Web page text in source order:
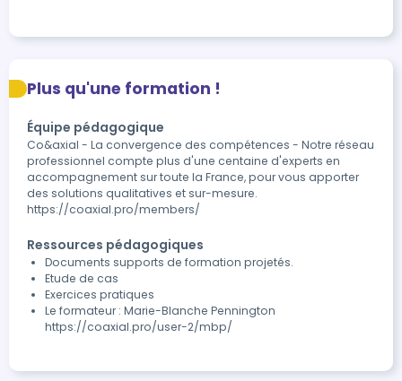
Plus qu'une formation !
Équipe pédagogique
Co&axial - La convergence des compétences - Notre réseau
professionnel compte plus d'une centaine d'experts en
accompagnement sur toute la France, pour vous apporter
des solutions qualitatives et sur-mesure.
https://coaxial.pro/members/
Ressources pédagogiques
Documents supports de formation projetés.
Etude de cas
Exercices pratiques
Le formateur : Marie-Blanche Pennington
https://coaxial.pro/user-2/mbp/